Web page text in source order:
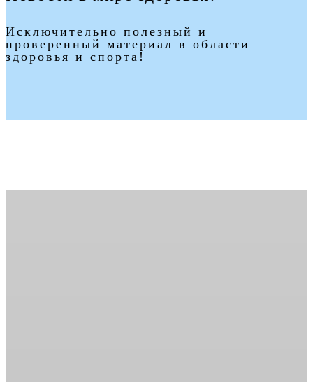
Исключительно полезный и
проверенный материал в области
здоровья и спорта!